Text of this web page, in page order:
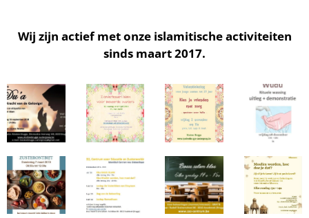
Wij zijn actief met onze islamitische activiteiten
sinds maart 2017.